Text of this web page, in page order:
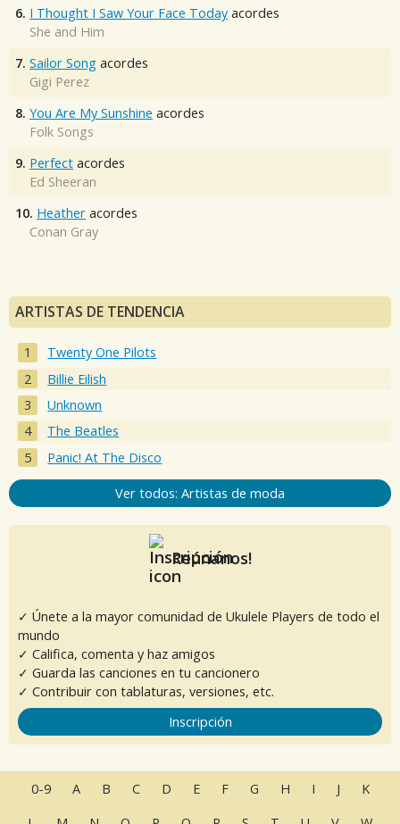
6. I Thought I Saw Your Face Today acordes
She and Him
7. Sailor Song acordes
Gigi Perez
8. You Are My Sunshine acordes
Folk Songs
9. Perfect acordes
Ed Sheeran
10. Heather acordes
Conan Gray
ARTISTAS DE TENDENCIA
Twenty One Pilots
Billie Eilish
Unknown
The Beatles
Panic! At The Disco
Ver todos: Artistas de moda
Reúnanos!
✓ Únete a la mayor comunidad de Ukulele Players de todo el
mundo
✓ Califica, comenta y haz amigos
✓ Guarda las canciones en tu cancionero
✓ Contribuir con tablaturas, versiones, etc.
Inscripción
0-9 A B C D E F G H I J
K